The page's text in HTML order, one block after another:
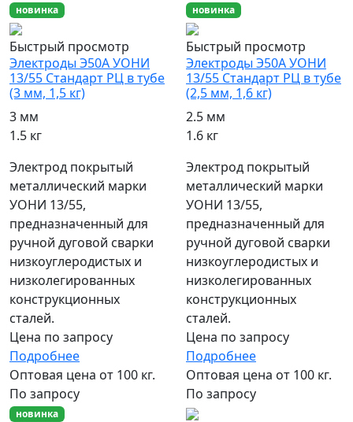
новинка
Быстрый просмотр
Электроды Э50А УОНИ
13/55 Стандарт РЦ в тубе
(3 мм, 1,5 кг)
3 мм
1.5 кг
Электрод покрытый
металлический марки
УОНИ 13/55,
предназначенный для
ручной дуговой сварки
низкоуглеродистых и
низколегированных
конструкционных
сталей.
Цена по запросу
Подробнее
Оптовая цена от 100 кг.
По запросу
новинка
Быстрый просмотр
Электроды Э50А УОНИ
13/55 Стандарт РЦ в тубе
(2,5 мм, 1,6 кг)
2.5 мм
1.6 кг
Электрод покрытый
металлический марки
УОНИ 13/55,
предназначенный для
ручной дуговой сварки
низкоуглеродистых и
низколегированных
конструкционных
сталей.
Цена по запросу
Подробнее
Оптовая цена от 100 кг.
По запросу
новинка